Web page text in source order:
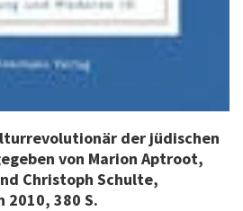
der jüdischen
von Marion Aptroot,
Christoph Schulte,
2010, 380 S.